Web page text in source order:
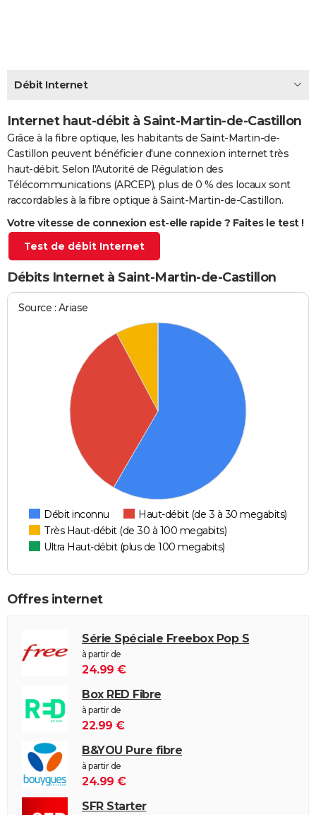
Carte de Noël
Carte Bonne année
Carte Saint-Valentin
Carte Pâques
Carte d'anniversaire
DICTIONNAIRE
Dictionnaire
Biographies
Citations
Expressions
Proverbes
PROGRAMME TV
COPAINS D'AVANT
AVIS DE DÉCÈS
FORUM
Bricolage
Lifestyle
Culture
Sport
Auto
Television
Voyage
Cinema
Débit Internet
Internet haut-débit à Saint-Martin-de-Castillon
Grâce à la fibre optique, les habitants de Saint-Martin-de-
Castillon peuvent bénéficier d'une connexion internet très
haut-débit. Selon l'Autorité de Régulation des
Télécommunications (ARCEP), plus de 0 % des locaux sont
raccordables à la fibre optique à Saint-Martin-de-Castillon.
Votre vitesse de connexion est-elle rapide ? Faites le test !
Test de débit Internet
Débits Internet à Saint-Martin-de-Castillon
Source : Ariase
Débit inconnu
Haut-débit (de 3 à 30 megabits)
Très Haut-débit (de 30 à 100 megabits)
Ultra Haut-débit (plus de 100 megabits)
Offres internet
Série Spéciale Freebox Pop S
à partir de
24.99 €
Box RED Fibre
à partir de
22.99 €
B&YOU Pure fibre
à partir de
24.99 €
SFR Starter